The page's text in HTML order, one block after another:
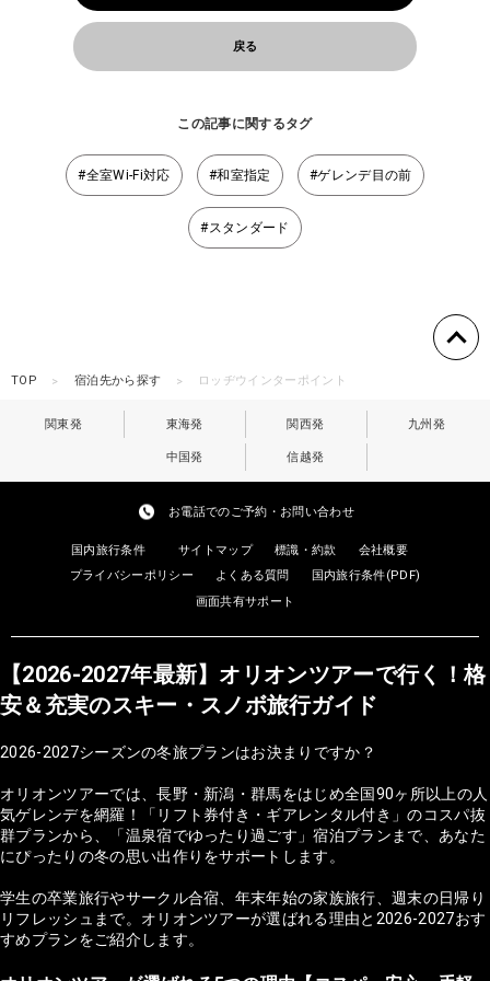
戻る
この記事に関するタグ
#全室Wi-Fi対応 #和室指定 #ゲレンデ目の前
#スタンダード
TOP 宿泊先から探す ロッヂウインターポイント
関東発 東海発 関西発 九州発
中国発 信越発
お電話でのご予約・お問い合わせ
国内旅行条件 サイトマップ 標識・約款
会社概要
プライバシーポリシー
よくある質問
国内旅行条件(PDF)
画面共有サポート
【2026-2027年最新】オリオンツアーで行く！格
安＆充実のスキー・スノボ旅行ガイド
2026-2027シーズンの冬旅プランはお決まりですか？
オリオンツアーでは、長野・新潟・群馬をはじめ全国90ヶ所以上の人
気ゲレンデを網羅！「リフト券付き・ギアレンタル付き」のコスパ抜
群プランから、「温泉宿でゆったり過ごす」宿泊プランまで、あなた
にぴったりの冬の思い出作りをサポートします。
学生の卒業旅行やサークル合宿、年末年始の家族旅行、週末の日帰り
リフレッシュまで。オリオンツアーが選ばれる理由と2026-2027おす
すめプランをご紹介します。